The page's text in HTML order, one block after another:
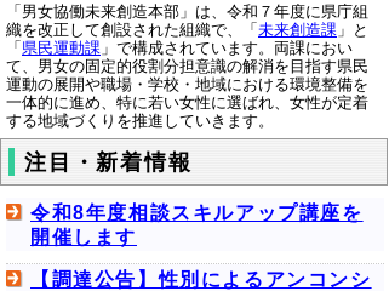
「男女協働未来創造本部」は、令和７年度に県庁組
織を改正して創設された組織で、「 未来創造課 」と
「 県民運動課 」で構成されています。両課におい
て、男女の固定的役割分担意識の解消を目指す県民
運動の展開や職場・学校・地域における環境整備を
一体的に進め、特に若い女性に選ばれ、女性が定着
する地域づくりを推進していきます。
注目・新着情報
令和8年度相談スキルアップ講座を
開催します
【調達公告】性別によるアンコンシ